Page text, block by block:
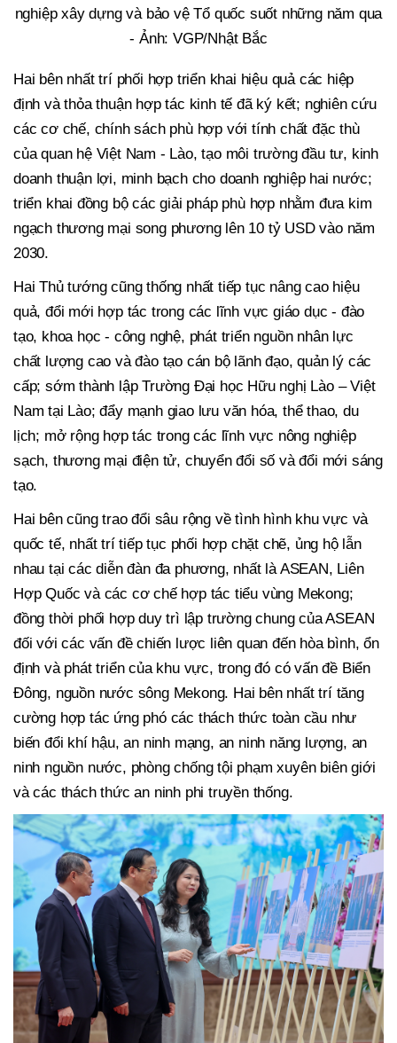
nghiệp xây dựng và bảo vệ Tổ quốc suốt những năm qua
- Ảnh: VGP/Nhật Bắc
Hai bên nhất trí phối hợp triển khai hiệu quả các hiệp
định và thỏa thuận hợp tác kinh tế đã ký kết; nghiên cứu
các cơ chế, chính sách phù hợp với tính chất đặc thù
của quan hệ Việt Nam - Lào, tạo môi trường đầu tư, kinh
doanh thuận lợi, minh bạch cho doanh nghiệp hai nước;
triển khai đồng bộ các giải pháp phù hợp nhằm đưa kim
ngạch thương mại song phương lên 10 tỷ USD vào năm
2030.
Hai Thủ tướng cũng thống nhất tiếp tục nâng cao hiệu
quả, đổi mới hợp tác trong các lĩnh vực giáo dục - đào
tạo, khoa học - công nghệ, phát triển nguồn nhân lực
chất lượng cao và đào tạo cán bộ lãnh đạo, quản lý các
cấp; sớm thành lập Trường Đại học Hữu nghị Lào – Việt
Nam tại Lào; đẩy mạnh giao lưu văn hóa, thể thao, du
lịch; mở rộng hợp tác trong các lĩnh vực nông nghiệp
sạch, thương mại điện tử, chuyển đổi số và đổi mới sáng
tạo.
Hai bên cũng trao đổi sâu rộng về tình hình khu vực và
quốc tế, nhất trí tiếp tục phối hợp chặt chẽ, ủng hộ lẫn
nhau tại các diễn đàn đa phương, nhất là ASEAN, Liên
Hợp Quốc và các cơ chế hợp tác tiểu vùng Mekong;
đồng thời phối hợp duy trì lập trường chung của ASEAN
đối với các vấn đề chiến lược liên quan đến hòa bình, ổn
định và phát triển của khu vực, trong đó có vấn đề Biển
Đông, nguồn nước sông Mekong. Hai bên nhất trí tăng
cường hợp tác ứng phó các thách thức toàn cầu như
biến đổi khí hậu, an ninh mạng, an ninh năng lượng, an
ninh nguồn nước, phòng chống tội phạm xuyên biên giới
và các thách thức an ninh phi truyền thống.